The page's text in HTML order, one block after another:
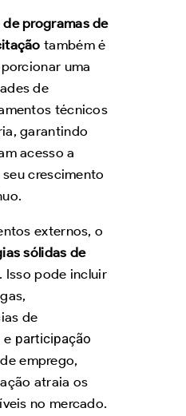
programas de
também é
uma
de
técnicos
garantindo
acesso a
seu crescimento
externos, o
sólidas de
Isso pode incluir
de
e participação
emprego,
atraia os
no mercado.